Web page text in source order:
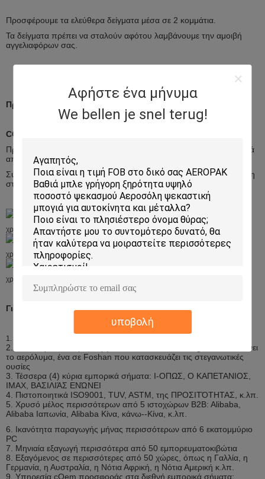
Αφήστε ένα μήνυμα
We bellen je snel terug!
υποβολή
Προσφέρουμε τα ελεύθερα δείγματα μέσα σε 2 κομμάτια.
Τα δείγματα πρέπει να σταλούν αφότου λαμβάνουμε την αμοιβή
αγγελιαφόρων σας.
Προσαρμογή
COem και ODM
Προϊόν: μπορούμε να παραγάγουμε το ζητούμενο προϊόν σας μετά
από το comfirmation του Technicists μας.
Συσκευασία: μπορούμε να σχεδιάσουμε τη συσκευασία βασισμένη
στο ζητούμενο μέγεθός σας.
Γιατί μας επιλέξτε
1.
2. Είναι κύριος 2 κύριων εργοστασίων, ένα σε Zhongshan που κάνει
το αερόλυμα, ένα σε Foshan που κατασκευάζει τις στεγανωτικές
ουσίες
3. Τέσσερα (4) κύρια εμπορικά σήματα: Ι-ΟΠΩΣ, Ο ΚΑΠΕΤΑΝΙΟΣ,
IMAX, ΒΑΣΙΛΙΆΣ ΕΝΏΝΕΙ
4. Πιστοποιητικά ISO9001, TUV, ASTM, της ΠΡΟΣΙΤΌΤΗΤΑΣ, κ.λπ.
5. Χρυσό μέλος περισσότερων από 5 ιστοχώρων B2B: Alibaba,
Alibaba Ιαπωνία, Alibaba Κίνα, κάνω--Κίνα, κ.λπ.
6. Ικανότητα παραγωγής μήνας περισσότερων από 6 εκατομμύριο
PC
7. Μηνιαία εξαγωγή περισσότερα από 50 εμπορευματοκιβώτια
8. Εξαγόμενος σε περισσότερες από 50 χώρες, όπως η Γαλλία, η
Γερμανία, η Αυστραλία, η Νότια Αφρική, η Νότια Αμερική κ.λπ.
9. Υπηρεσία cOem προσφοράς στα διεθνή εμπορικά σήματα: